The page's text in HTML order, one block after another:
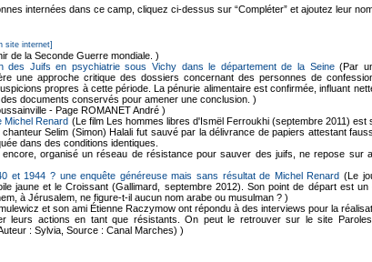
internées dans ce camp, cliquez ci-dessus sur “Compléter” et ajoutez leur
site internet]
de la Seconde Guerre mondiale. )
des Juifs en psychiatrie sous Vichy dans le département de la Seine(Par
une approche critique des dossiers concernant des personnes de
propres à cette période. La pénurie alimentaire est confirmée, influant
documents conservés pour amener une conclusion. )
- Page ROMANET André )
Michel Renard (Le film Les hommes libres d'Ismël Ferroukhi (septembre 2011)
Selim (Simon) Halali fut sauvé par la délivrance de papiers attestant
dans des conditions identiques.
organisé un réseau de résistance pour sauver des juifs, ne repose sur
et 1944 ? une enquête généreuse mais sans résultat de Michel Renard (Le
jaune et le Croissant (Gallimard, septembre 2012). Son point de départ est
à Jérusalem, ne figure-t-il aucun nom arabe ou musulman ? )
et son ami Étienne Raczymow ont répondu à des interviews pour la
leurs actions en tant que résistants. On peut le retrouver sur le site Paroles
: Sylvia, Source : Canal Marches) )